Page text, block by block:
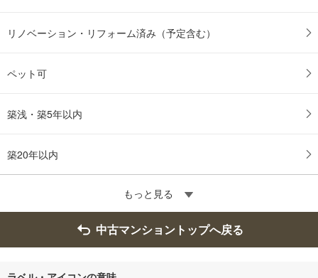
リノベーション・リフォーム済み（予定含む）
ペット可
築浅・築5年以内
築20年以内
もっと見る
中古マンショントップへ戻る